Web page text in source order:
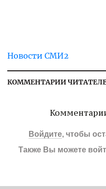
Новости СМИ2
КОММЕНТАРИИ
Войдите, чтобы
Также Вы можете